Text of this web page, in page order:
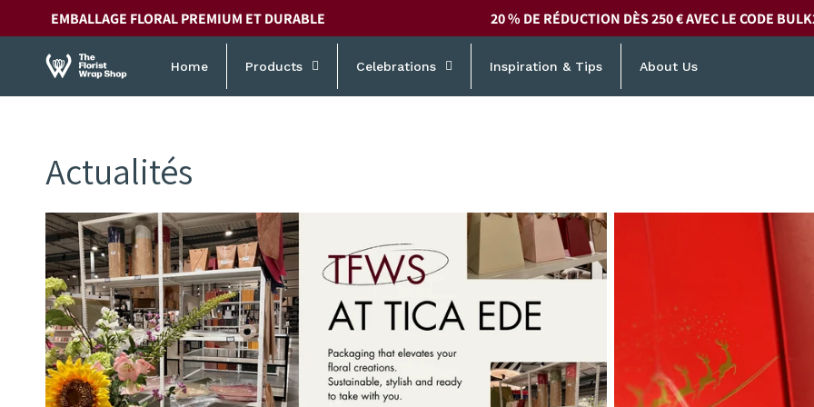
passer
au
contenu
EMBALLAGE FLORAL PREMIUM ET DURABLE 20 % DE RÉDUCTION DÈS 250 € AVEC LE CODE
Home Products Celebrations Inspiration & Tips About Us
Actualités